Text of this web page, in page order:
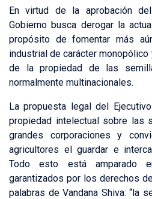
En virtud de la aprobación
Gobierno busca derogar la
propósito de fomentar más
industrial de carácter
de la propiedad de las
normalmente multinacionales.
La propuesta legal del
propiedad intelectual sobre las
grandes corporaciones y
agricultores el guardar e
Todo esto está amparado
garantizados por los derechos
palabras de Vandana Shiva: “la